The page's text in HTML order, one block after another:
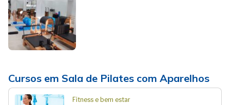
Cursos em Sala de Pilates com Aparelhos
Fitness e bem estar